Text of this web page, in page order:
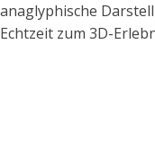
anaglyphische
Echtzeit zum 3D-